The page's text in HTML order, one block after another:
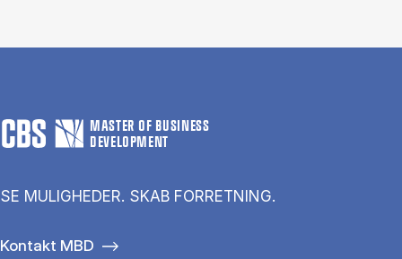
MASTER OF BUSINESS
DEVELOPMENT
SE MULIGHEDER. SKAB FORRETNING.
Kontakt MBD